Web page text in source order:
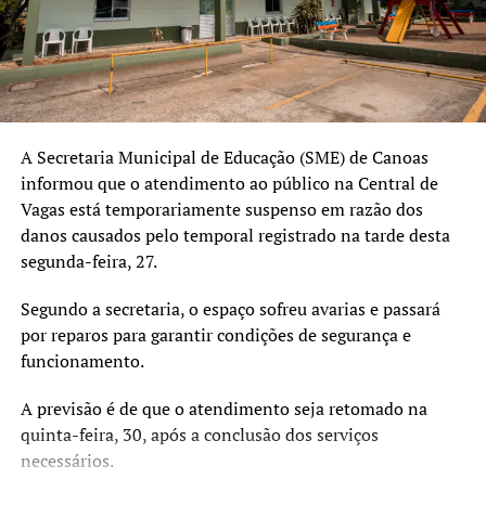
qualidade para os
estudantes, além de
fortalecer o ambiente de
aprendizagem.”
O vice-prefeito Rodrigo Busato destacou que a obra deve
contribuir para as atividades desenvolvidas na escola.
“Essa intervenção vai muito
além da infraestrutura.
Estamos criando um
ambiente mais acolhedor,
acessível e adequado para o
desenvolvimento das
A Secretaria Municipal de Educação (SME) de Canoas
informou que o atendimento ao público na Central de
Vagas está temporariamente suspenso em razão dos
danos causados pelo temporal registrado na tarde desta
segunda-feira, 27.
Segundo a secretaria, o espaço sofreu avarias e passará
por reparos para garantir condições de segurança e
funcionamento.
A previsão é de que o atendimento seja retomado na
quinta-feira, 30, após a conclusão dos serviços
necessários.